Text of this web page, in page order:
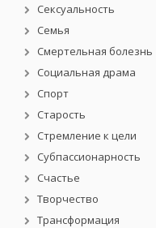
Сексуальность
Семья
Смертельная болезнь
Социальная драма
Спорт
Старость
Стремление к цели
Субпассионарность
Счастье
Творчество
Трансформация